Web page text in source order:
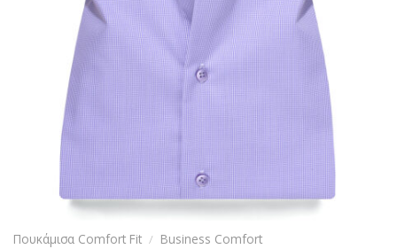
Πουκάμισα Comfort Fit / Business Comfort